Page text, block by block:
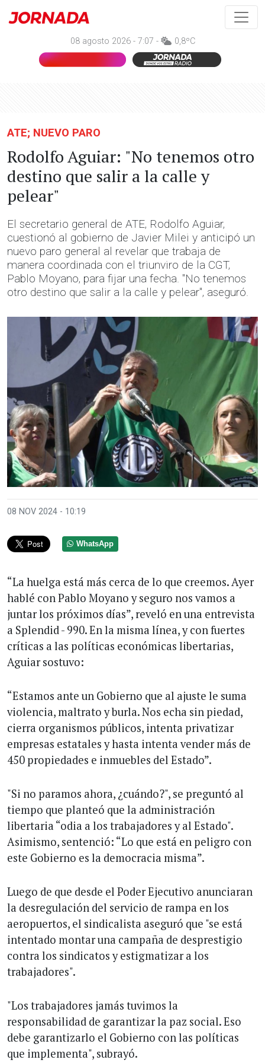
08 agosto 2026 - 7:07 - 0,8ºC
ATE; NUEVO PARO
Rodolfo Aguiar: "No tenemos otro
destino que salir a la calle y
pelear"
El secretario general de ATE, Rodolfo Aguiar,
cuestionó al gobierno de Javier Milei y anticipó un
nuevo paro general al revelar que trabaja de
manera coordinada con el triunviro de la CGT,
Pablo Moyano, para fijar una fecha. "No tenemos
otro destino que salir a la calle y pelear", aseguró.
08 NOV 2024 - 10:19
WhatsApp
“La huelga está más cerca de lo que creemos. Ayer
hablé con Pablo Moyano y seguro nos vamos a
juntar los próximos días”, reveló en una entrevista
a Splendid - 990. En la misma línea, y con fuertes
críticas a las políticas económicas libertarias,
Aguiar sostuvo:
“Estamos ante un Gobierno que al ajuste le suma
violencia, maltrato y burla. Nos echa sin piedad,
cierra organismos públicos, intenta privatizar
empresas estatales y hasta intenta vender más de
450 propiedades e inmuebles del Estado”.
"Si no paramos ahora, ¿cuándo?", se preguntó al
tiempo que planteó que la administración
libertaria “odia a los trabajadores y al Estado".
Asimismo, sentenció: “Lo que está en peligro con
este Gobierno es la democracia misma”.
Luego de que desde el Poder Ejecutivo anunciaran
la desregulación del servicio de rampa en los
aeropuertos, el sindicalista aseguró que "se está
intentado montar una campaña de desprestigio
contra los sindicatos y estigmatizar a los
trabajadores".
"Los trabajadores jamás tuvimos la
responsabilidad de garantizar la paz social. Eso
debe garantizarlo el Gobierno con las políticas
que implementa", subrayó.